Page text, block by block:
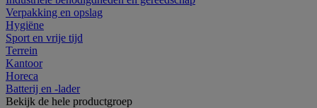
Verpakking en opslag
Hygiëne
Sport en vrije tijd
Terrein
Kantoor
Horeca
Batterij en -lader
Bekijk de hele productgroep